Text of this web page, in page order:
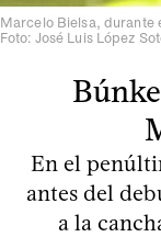
Marcelo Bielsa, durante
Foto: José Luis López
En el
antes del
a la